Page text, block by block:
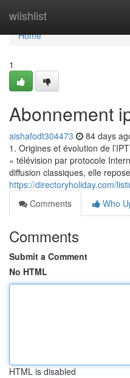
wiishlist
Home
Home
1
Abonnement
aishafodt304473 84 days
1. Origines et évolution de
« télévision par protocole
diffusion classiques, elle
https://directoryholiday.com/
Comments
Who
Comments
Submit a Comment
No HTML
HTML is disabled